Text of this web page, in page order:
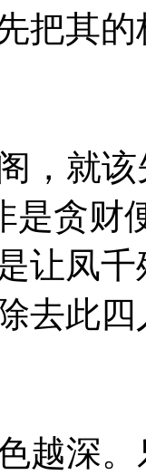
把其
，就该
是贪
让凤
去此
越深。